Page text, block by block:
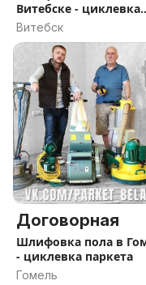
Витебске - циклевка
паркета
Витебск
Договорная
Шлифовка пола в
- циклевка паркета
Гомель